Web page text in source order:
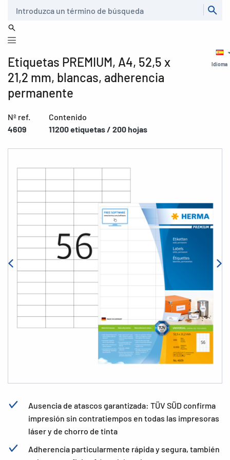
Idioma
Etiquetas PREMIUM, A4, 52,5 x
21,2 mm, blancas, adherencia
permanente
Nº ref.
4609
Contenido
11200 etiquetas / 200 hojas
Ausencia de atascos garantizada: TÜV SÜD confirma
impresión sin contratiempos en todas las impresoras
láser y de chorro de tinta
Adherencia particularmente rápida y segura, también